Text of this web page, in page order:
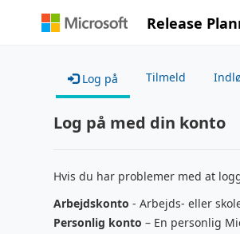
Release
Log på Tilmeld
Log på med din konto
Hvis du har problemer med at
Arbejdskonto - Arbejds- eller
Personlig konto – En personlig